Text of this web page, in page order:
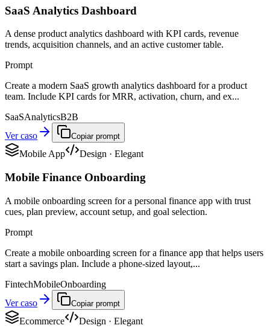
SaaS Analytics Dashboard
A dense product analytics dashboard with KPI cards, revenue
trends, acquisition channels, and an active customer table.
Prompt
Create a modern SaaS growth analytics dashboard for a product
team. Include KPI cards for MRR, activation, churn, and ex...
SaaSAnalyticsB2B
Ver caso
Copiar prompt
Mobile App Design · Elegant
Mobile Finance Onboarding
A mobile onboarding screen for a personal finance app with trust
cues, plan preview, account setup, and goal selection.
Prompt
Create a mobile onboarding screen for a finance app that helps users
start a savings plan. Include a phone-sized layout,...
FintechMobileOnboarding
Ver caso
Copiar prompt
Ecommerce Design · Elegant